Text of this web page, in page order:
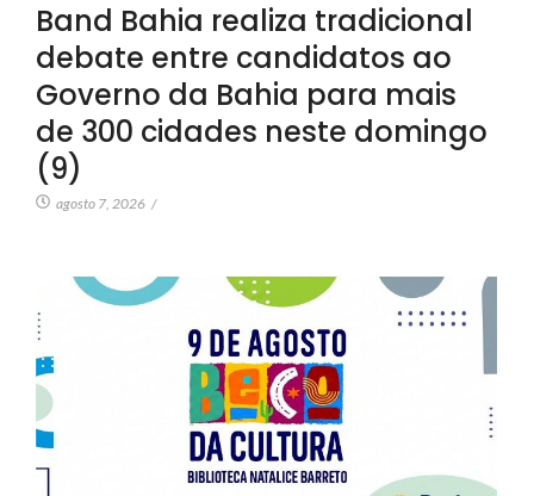
Band Bahia realiza tradicional
debate entre candidatos ao
Governo da Bahia para mais
de 300 cidades neste domingo
(9)
agosto 7, 2026 /